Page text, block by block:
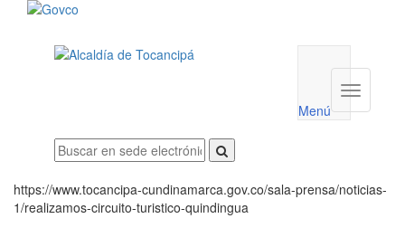
utilidades
Menú
Menú
https://www.tocancipa-cundinamarca.gov.co/sala-prensa/noticias-
1/realizamos-circuito-turistico-quindingua